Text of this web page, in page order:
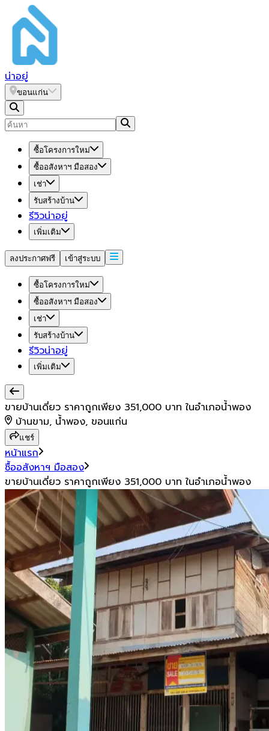
น่าอยู่
ขอนแก่น
ซื้อโครงการใหม่
ซื้ออสังหาฯ มือสอง
เช่า
รับสร้างบ้าน
รีวิวน่าอยู่
เพิ่มเติม
ลงประกาศฟรี เข้าสู่ระบบ
ซื้อโครงการใหม่
ซื้ออสังหาฯ มือสอง
เช่า
รับสร้างบ้าน
รีวิวน่าอยู่
เพิ่มเติม
ขายบ้านเดี่ยว ราคาถูกเพียง 351,000 บาท ในอำเภอน้ำพอง
บ้านขาม, น้ำพอง, ขอนแก่น
แชร์
หน้าแรก
ซื้ออสังหาฯ มือสอง
ขายบ้านเดี่ยว ราคาถูกเพียง 351,000 บาท ในอำเภอน้ำพอง